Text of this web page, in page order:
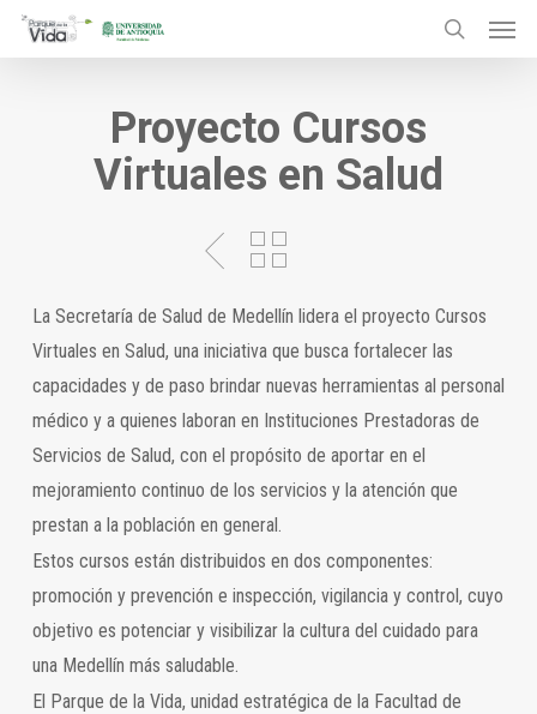
Skip
search
Proyecto Cursos
Virtuales en Salud
La Secretaría de Salud de Medellín lidera el proyecto Cursos
Virtuales en Salud, una iniciativa que busca fortalecer las
capacidades y de paso brindar nuevas herramientas al personal
médico y a quienes laboran en Instituciones Prestadoras de
Servicios de Salud, con el propósito de aportar en el
mejoramiento continuo de los servicios y la atención que
prestan a la población en general.
Estos cursos están distribuidos en dos componentes:
promoción y prevención e inspección, vigilancia y control, cuyo
objetivo es potenciar y visibilizar la cultura del cuidado para
una Medellín más saludable.
El Parque de la Vida, unidad estratégica de la Facultad de